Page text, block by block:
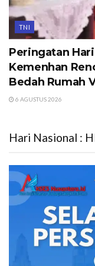
TNI
Peringatan
Kemenhan
Bedah Rumah
6 AGUSTUS 2026
Hari Nasional :